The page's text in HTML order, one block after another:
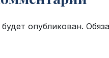
опубликован.